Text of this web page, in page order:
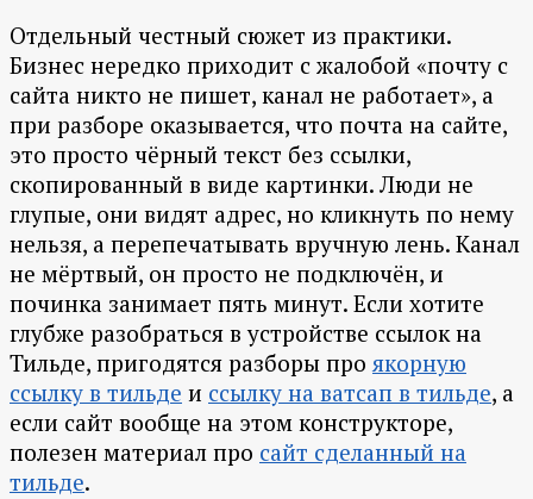
Отдельный честный сюжет из практики.
Бизнес нередко приходит с жалобой «почту с
сайта никто не пишет, канал не работает», а
при разборе оказывается, что почта на сайте,
это просто чёрный текст без ссылки,
скопированный в виде картинки. Люди не
глупые, они видят адрес, но кликнуть по нему
нельзя, а перепечатывать вручную лень. Канал
не мёртвый, он просто не подключён, и
починка занимает пять минут. Если хотите
глубже разобраться в устройстве ссылок на
Тильде, пригодятся разборы проякорную
ссылку в тильде и ссылку на ватсап в тильде, а
если сайт вообще на этом конструкторе,
полезен материал про сайт сделанный на
тильде.